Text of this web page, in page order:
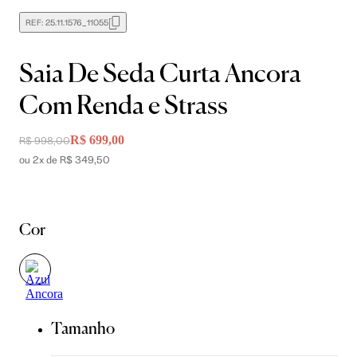
REF: 25.11.1576_11055
Saia De Seda Curta Ancora
Com Renda e Strass
R$ 998,00R$ 699,00
ou 2x de R$ 349,50
Cor
Tamanho